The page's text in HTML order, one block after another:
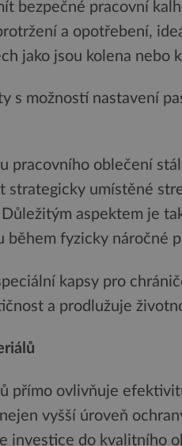
bezpečné pracovní
a opotřebení,
jako jsou kolena nebo
s možností nastavení
pracovního oblečení
strategicky umístěné
aspektem je
fyzicky náročné
kapsy pro
a prodlužuje
přímo ovlivňuje
vyšší úroveň
investice do kvalitního